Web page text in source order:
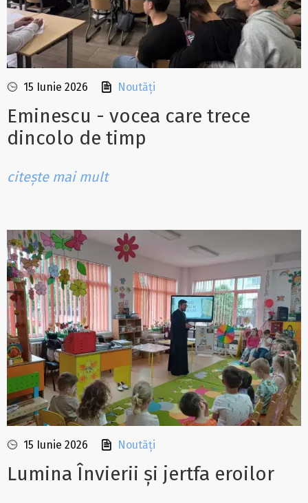
15 Iunie 2026 Noutăți
Eminescu - vocea care trece
dincolo de timp
citește mai mult
15 Iunie 2026 Noutăți
Lumina Învierii și jertfa eroilor